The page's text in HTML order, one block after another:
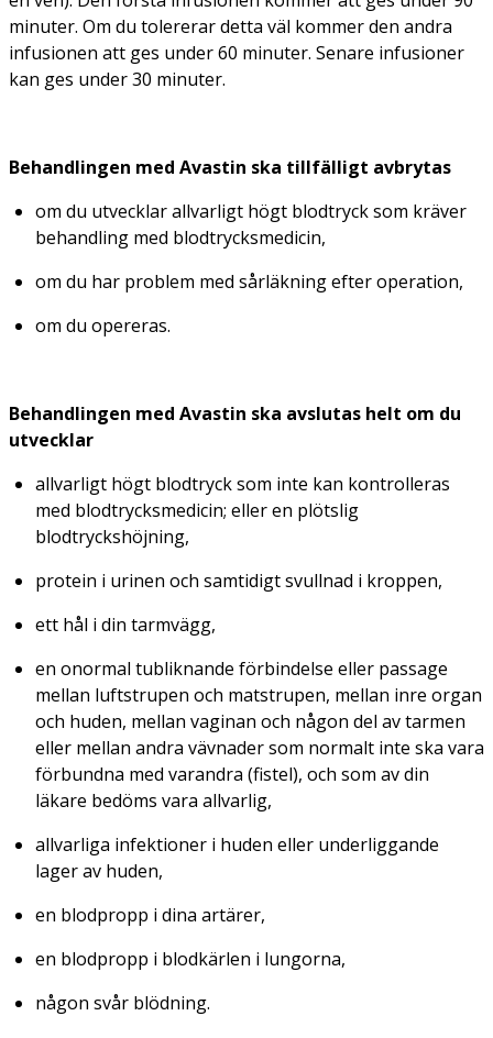
minuter. Om du tolererar detta väl kommer den andra
infusionen att ges under 60 minuter. Senare infusioner
kan ges under 30 minuter.
Behandlingen med Avastin ska tillfälligt avbrytas
om du utvecklar allvarligt högt blodtryck som kräver
behandling med blodtrycksmedicin,
om du har problem med sårläkning efter operation,
om du opereras.
Behandlingen med Avastin ska avslutas helt om du
utvecklar
allvarligt högt blodtryck som inte kan kontrolleras
med blodtrycksmedicin; eller en plötslig
blodtryckshöjning,
protein i urinen och samtidigt svullnad i kroppen,
ett hål i din tarmvägg,
en onormal tubliknande förbindelse eller passage
mellan luftstrupen och matstrupen, mellan inre organ
och huden, mellan vaginan och någon del av tarmen
eller mellan andra vävnader som normalt inte ska vara
förbundna med varandra (fistel), och som av din
läkare bedöms vara allvarlig,
allvarliga infektioner i huden eller underliggande
lager av huden,
en blodpropp i dina artärer,
en blodpropp i blodkärlen i lungorna,
någon svår blödning.